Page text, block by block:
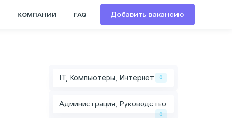
КОМПАНИИ FAQ Добавить вакансию
IT, Компьютеры, Интернет 0
Администрация, Руководство
0